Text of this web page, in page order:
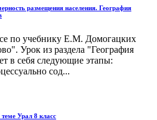
размещения населения. География
по учебнику Е.М. Домогацких
Урок из раздела "География
в себя следующие этапы:
сод...
Урал 8 класс